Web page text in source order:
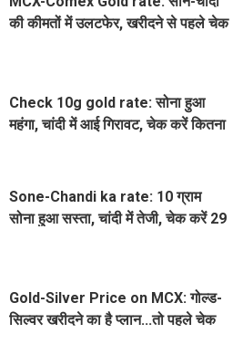
की कीमतों में उलटफेर, खरीदने से पहले चेक
Check 10g gold rate: सोना हुआ
महंगा, चांदी में आई गिरावट, चेक करें कितना
Sone-Chandi ka rate: 10 ग्राम
सोना हुआ सस्ता, चांदी में तेजी, चेक करें 29
Gold-Silver Price on MCX: गोल्ड-
सिल्वर खरीदने का है प्लान...तो पहले चेक